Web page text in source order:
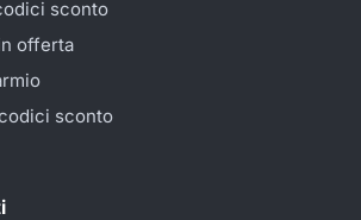
sconto
offerta
sconto